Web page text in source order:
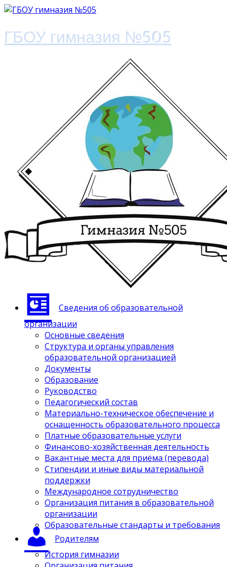
ГБОУ гимназия №505
Сведения об образовательной
организации
Основные сведения
Структура и органы управления
образовательной организацией
Документы
Образование
Руководство
Педагогический состав
Материально-техническое обеспечение и
оснащенность образовательного процесса
Платные образовательные услуги
Финансово-хозяйственная деятельность
Вакантные места для приёма (перевода)
Стипендии и иные виды материальной
поддержки
Международное сотрудничество
Организация питания в образовательной
организации
Образовательные стандарты и требования
Родителям
История гимназии